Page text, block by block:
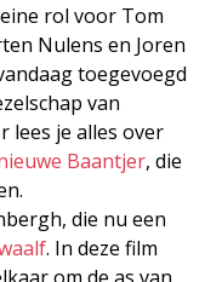
rol voor Tom
Nulens en Joren
toegevoegd
van
lees je alles over
Baantjer, die
die nu een
. In deze film